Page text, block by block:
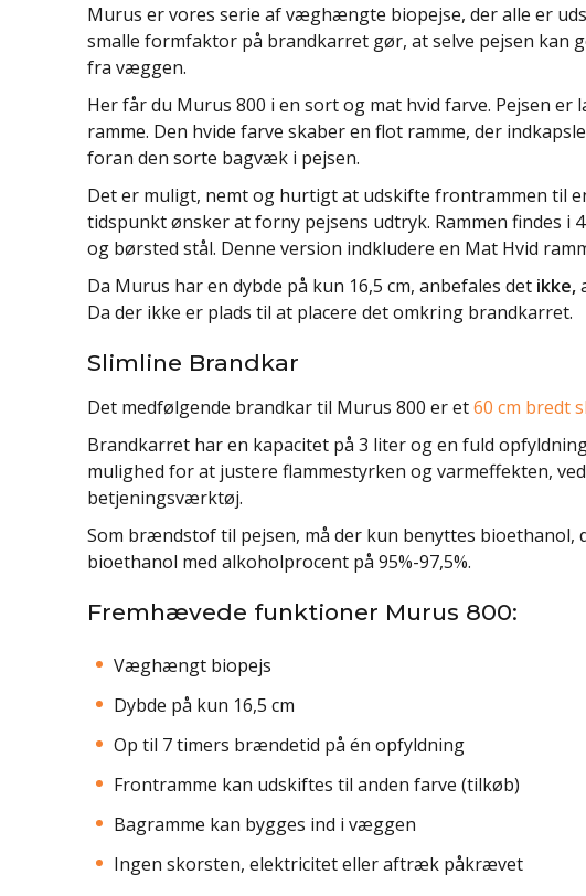
Murus er vores serie af væghængte biopejse, der alle er
smalle formfaktor på brandkarret gør, at selve pejsen kan
fra væggen.
Her får du Murus 800 i en sort og mat hvid farve. Pejsen
ramme. Den hvide farve skaber en flot ramme, der
foran den sorte bagvæk i pejsen.
Det er muligt, nemt og hurtigt at udskifte frontrammen til
tidspunkt ønsker at forny pejsens udtryk. Rammen findes i
og børsted stål. Denne version indkludere en Mat Hvid
Da Murus har en dybde på kun 16,5 cm, anbefales det ikke,
Da der ikke er plads til at placere det omkring brandkarret.
Slimline Brandkar
Det medfølgende brandkar til Murus 800 er et60 cm bredt
Brandkarret har en kapacitet på 3 liter og en fuld
mulighed for at justere flammestyrken og varmeffekten,
betjeningsværktøj.
Som brændstof til pejsen, må der kun benyttes bioethanol,
bioethanol med alkoholprocent på 95%-97,5%.
Fremhævede funktioner Murus 800:
Væghængt biopejs
Dybde på kun 16,5 cm
Op til 7 timers brændetid på én opfyldning
Frontramme kan udskiftes til anden farve (tilkøb)
Bagramme kan bygges ind i væggen
Ingen skorsten, elektricitet eller aftræk påkrævet